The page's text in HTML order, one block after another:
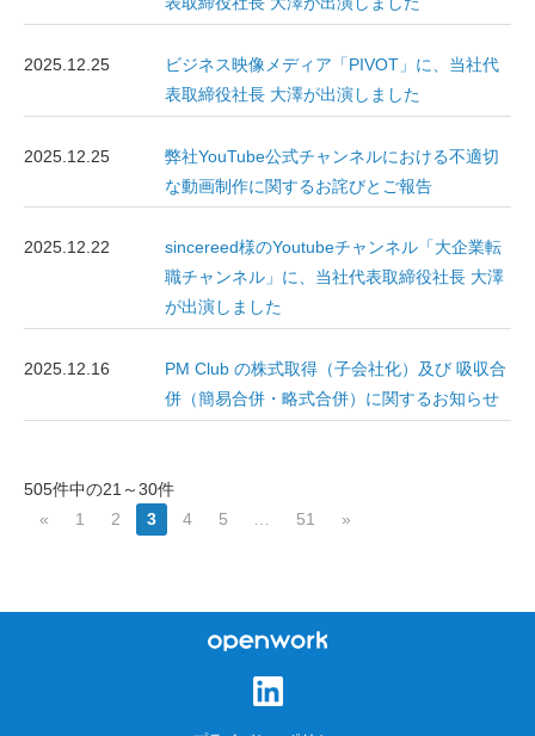
2025.12.25
ビジネス映像メディア「PIVOT」に、当社代
表取締役社長 大澤が出演しました
2025.12.25
弊社YouTube公式チャンネルにおける不適切
な動画制作に関するお詫びとご報告
2025.12.22
sincereed様のYoutubeチャンネル「大企業転
職チャンネル」に、当社代表取締役社長 大澤
が出演しました
2025.12.16
PM Club の株式取得（子会社化）及び 吸収合
併（簡易合併・略式合併）に関するお知らせ
505件中の21～30件
«
1 2 3 4 5 51 »